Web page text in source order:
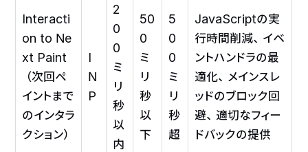
Interacti
on to Ne
xt Paint
（次回ペ
イントまで
のインタラ
クション）
I
N
P
2
0
0
ミ
リ
秒
以
内
50
0
ミ
リ
秒
以
下
5
0
0
ミ
リ
秒
超
JavaScriptの実
行時間削減、イベ
ントハンドラの最
適化、メインスレ
ッドのブロック回
避、適切なフィー
ドバックの提供